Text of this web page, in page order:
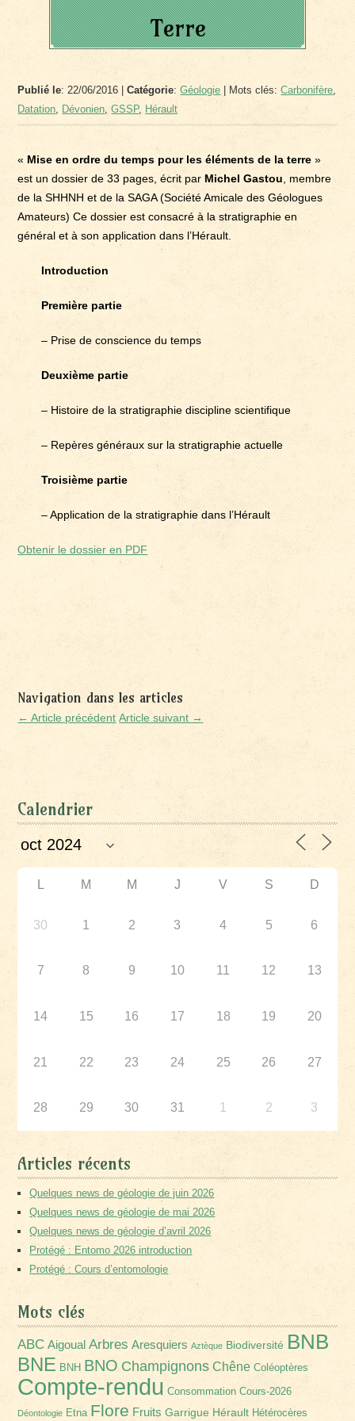
Terre
Publié le: 22/06/2016 |Catégorie:Géologie | Mots clés:Carbonifère,
Datation, Dévonien,GSSP, Hérault
« Mise en ordre du temps pour les éléments de la terre »
est un dossier de 33 pages, écrit par Michel Gastou , membre
de la SHHNH et de la SAGA (Société Amicale des Géologues
Amateurs) Ce dossier est consacré à la stratigraphie en
général et à son application dans l’Hérault.
Introduction
Première partie
– Prise de conscience du temps
Deuxième partie
– Histoire de la stratigraphie discipline scientifique
– Repères généraux sur la stratigraphie actuelle
Troisième partie
– Application de la stratigraphie dans l’Hérault
Obtenir le dossier en PDF
Navigation dans les articles
← Article précédent Article suivant →
Calendrier
L M M J V S D
30 1 2 3 4 5 6
7 8 9 10 11 12 13
14 15 16 17 18 19 20
21 22 23 24 25 26 27
28 29 30 31 1 2 3
Articles récents
Quelques news de géologie de juin 2026
Quelques news de géologie de mai 2026
Quelques news de géologie d’avril 2026
Protégé : Entomo 2026 introduction
Protégé : Cours d’entomologie
Mots clés
ABC Aigoual Arbres Aresquiers Aztèque Biodiversité BNB
BNE BNH BNO Champignons Chêne Coléoptères
Compte-rendu Consommation Cours-2026
Déontologie Etna Flore Fruits Garrigue Hérault Hétérocères